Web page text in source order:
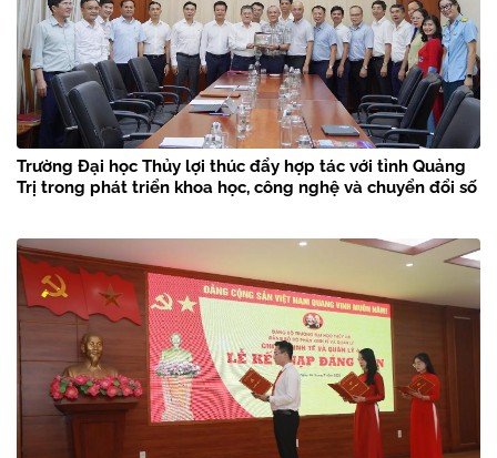
Trường Đại học Thủy lợi thúc đẩy hợp tác với tỉnh Quảng
Trị trong phát triển khoa học, công nghệ và chuyển đổi số